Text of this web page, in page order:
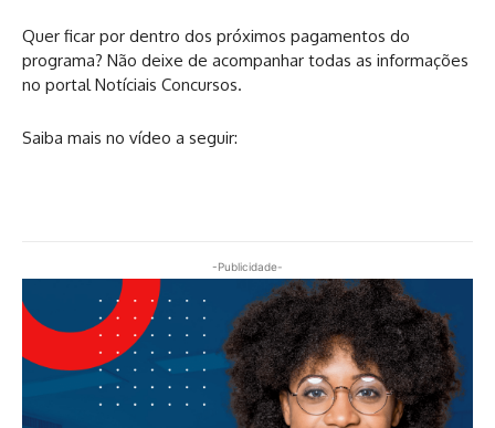
Quer ficar por dentro dos próximos pagamentos do
programa? Não deixe de acompanhar todas as informações
no portal Notíciais Concursos.
Saiba mais no vídeo a seguir:
-Publicidade-